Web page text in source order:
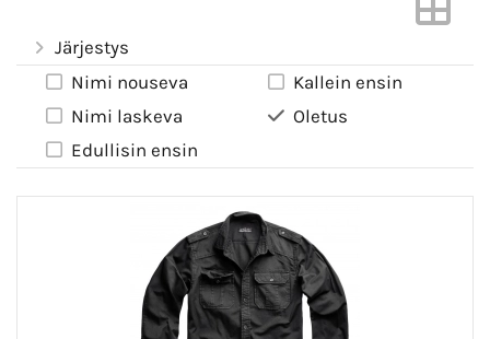
Järjestys
Nimi nouseva
Nimi laskeva
Edullisin ensin
Kallein ensin
Oletus